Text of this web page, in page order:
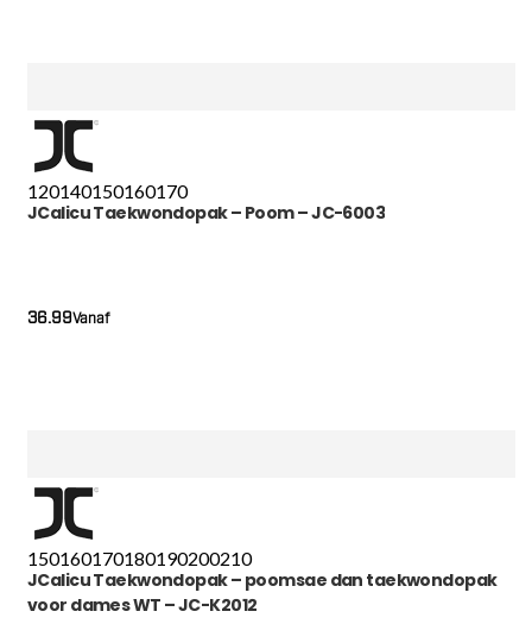
120140150160170
JCalicu Taekwondopak – Poom – JC-6003
Vanaf
36.99
150160170180190200210
JCalicu Taekwondopak – poomsae dan taekwondopak
voor dames WT – JC-K2012